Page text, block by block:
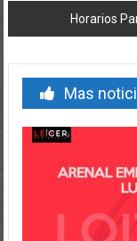
Horarios
Mas